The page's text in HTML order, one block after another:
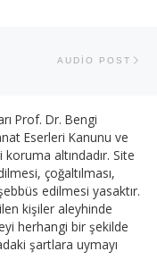
TO POST LISTAUDIO POST
Prof. Dr. Bengi
Eserleri Kanunu ve
altındadır. Site
çoğaltılması,
edilmesi yasaktır.
kişiler aleyhinde
herhangi bir şekilde
şartlara uymayı